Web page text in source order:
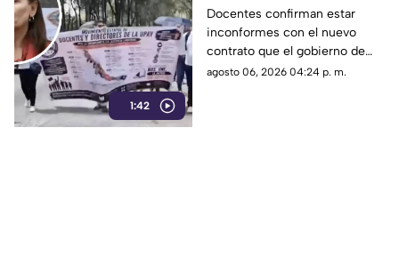
1:42
PENDIENTES a Rocío
Nahle
Docentes confirman estar
inconformes con el nuevo
contrato que el gobierno de
Rocío Nahle les está
agosto 06, 2026 04:24 p. m.